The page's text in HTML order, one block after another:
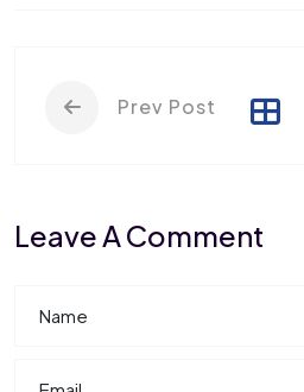
Prev Post
Leave A Comment